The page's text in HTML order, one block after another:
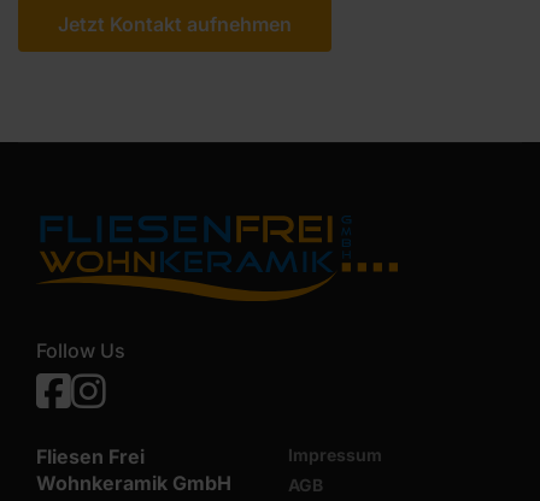
Jetzt Kontakt aufnehmen
Follow Us
Facebook
Instagram
Fliesen Frei
Wohnkeramik GmbH
Impressum
AGB